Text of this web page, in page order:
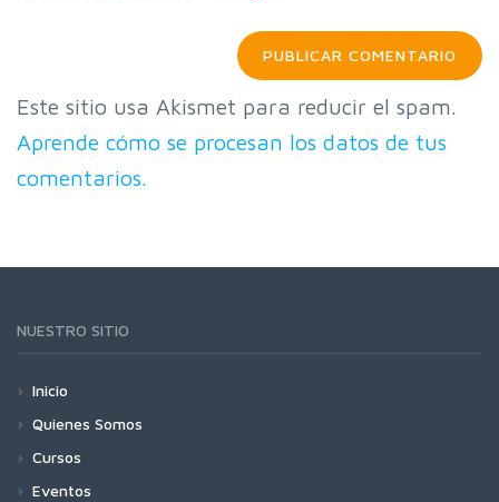
Este sitio usa Akismet para reducir el spam.
Aprende cómo se procesan los datos de tus
comentarios.
NUESTRO SITIO
Inicio
Quienes Somos
Cursos
Eventos